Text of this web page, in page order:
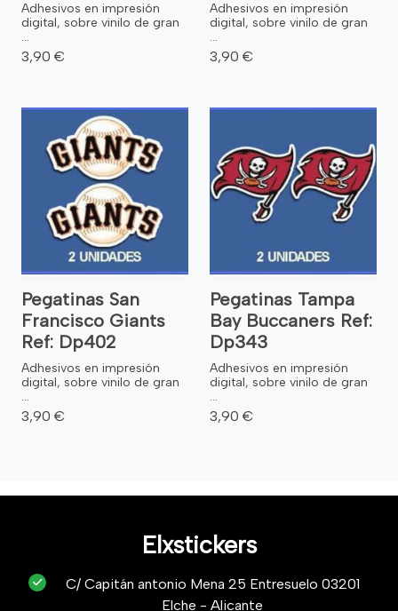
Adhesivos en impresión
digital, sobre vinilo de gran
...
3,90 €
Adhesivos en impresión
digital, sobre vinilo de gran
...
3,90 €
Pegatinas San
Francisco Giants
Ref: Dp402
Adhesivos en impresión
digital, sobre vinilo de gran
...
3,90 €
Pegatinas Tampa
Bay Buccaners Ref:
Dp343
Adhesivos en impresión
digital, sobre vinilo de gran
...
3,90 €
Elxstickers
C/ Capitán antonio Mena 25 Entresuelo 03201
Elche - Alicante